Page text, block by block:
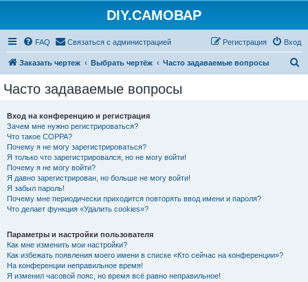
DIY.САМОВАР
FAQ Связаться с администрацией Вход
Регистрация
Заказать чертеж Выбрать чертёж Часто задаваемые вопросы
Часто задаваемые вопросы
Вход на конференцию и регистрация
Зачем мне нужно регистрироваться?
Что такое COPPA?
Почему я не могу зарегистрироваться?
Я только что зарегистрировался, но не могу войти!
Почему я не могу войти?
Я давно зарегистрирован, но больше не могу войти!
Я забыл пароль!
Почему мне периодически приходится повторять ввод имени и пароля?
Что делает функция «Удалить cookies»?
Параметры и настройки пользователя
Как мне изменить мои настройки?
Как избежать появления моего имени в списке «Кто сейчас на конференции»?
На конференции неправильное время!
Я изменил часовой пояс, но время всё равно неправильное!